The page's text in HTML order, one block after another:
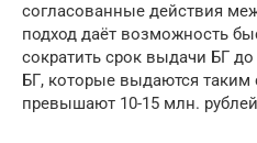
согласованные действия
подход даёт возможность
сократить срок выдачи БГ
БГ, которые выдаются таким
превышают 10-15 млн.